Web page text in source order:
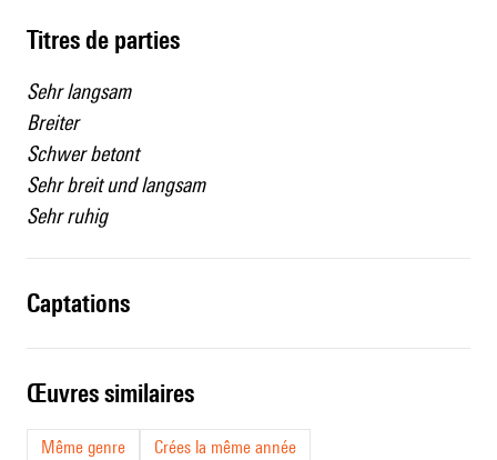
Titres de parties
Sehr langsam
Breiter
Schwer betont
Sehr breit und langsam
Sehr ruhig
captations
œuvres similaires
Même genre
Crées la même année